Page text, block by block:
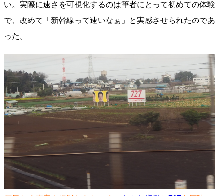
い。実際に速さを可視化するのは筆者にとって初めての体験
で、改めて「新幹線って速いなぁ」と実感させられたのであ
った。